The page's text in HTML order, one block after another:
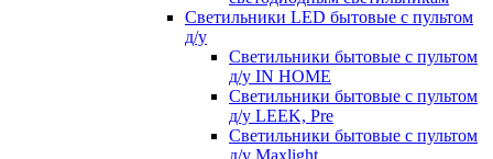
Светильники LED бытовые с пультом
д/у
Светильники бытовые с пультом
д/у IN HOME
Светильники бытовые с пультом
д/у LEEK, Pre
Светильники бытовые с пультом